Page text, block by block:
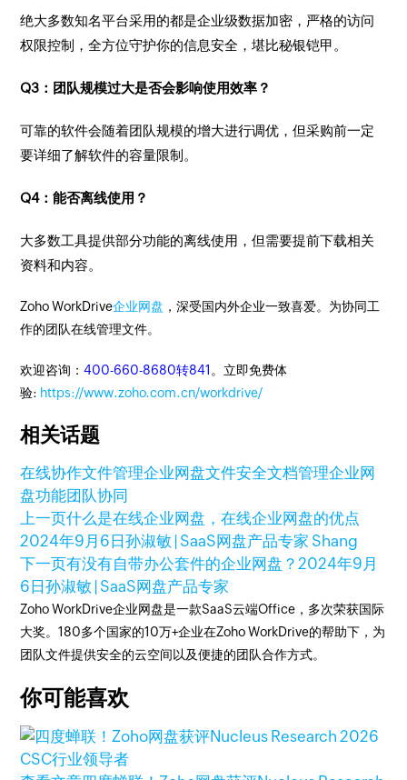
绝大多数知名平台采用的都是企业级数据加密，严格的访问
权限控制，全方位守护你的信息安全，堪比秘银铠甲。
Q3：团队规模过大是否会影响使用效率？
可靠的软件会随着团队规模的增大进行调优，但采购前一定
要详细了解软件的容量限制。
Q4：能否离线使用？
大多数工具提供部分功能的离线使用，但需要提前下载相关
资料和内容。
Zoho WorkDrive企业网盘 ，深受国内外企业一致喜爱。为协同工
作的团队在线管理文件。
欢迎咨询：400-660-8680转841 。立即免费体
验: https://www.zoho.com.cn/workdrive/
相关话题
在线协作文件管理企业网盘文件安全文档管理企业网
盘功能团队协同
上一页什么是在线企业网盘，在线企业网盘的优点
2024年9月6日孙淑敏 | SaaS网盘产品专家 Shang
下一页有没有自带办公套件的企业网盘？2024年9月
6日孙淑敏 | SaaS网盘产品专家
Zoho WorkDrive企业网盘是一款SaaS云端Office，多次荣获国际
大奖。180多个国家的10万+企业在Zoho WorkDrive的帮助下，为
团队文件提供安全的云空间以及便捷的团队合作方式。
你可能喜欢